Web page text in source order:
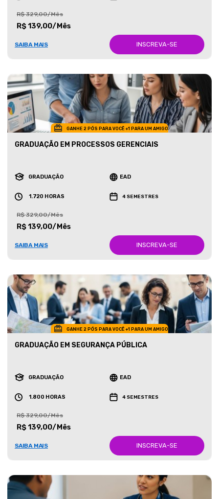
R$ 329,00/Mês
R$ 139,00/Mês
SAIBA MAIS INSCREVA-SE
GANHE 2 PÓS PARA VOCÊ +1 PARA UM AMIGO
GRADUAÇÃO EM PROCESSOS GERENCIAIS
GRADUAÇÃO EAD
1.720 HORAS 4 SEMESTRES
R$ 329,00/Mês
R$ 139,00/Mês
SAIBA MAIS INSCREVA-SE
GANHE 2 PÓS PARA VOCÊ +1 PARA UM AMIGO
GRADUAÇÃO EM SEGURANÇA PÚBLICA
GRADUAÇÃO EAD
1.800 HORAS 4 SEMESTRES
R$ 329,00/Mês
R$ 139,00/Mês
SAIBA MAIS INSCREVA-SE